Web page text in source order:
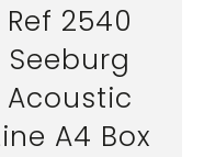
Ref 2540
Seeburg
Acoustic
A4 Box